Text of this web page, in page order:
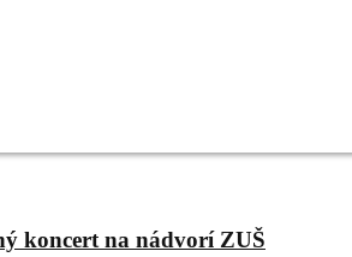
koncert na nádvorí ZUŠ